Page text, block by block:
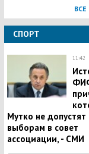
СПОРТ
11:42
Мутко не допустят
выборам в совет
ассоциации, - СМИ